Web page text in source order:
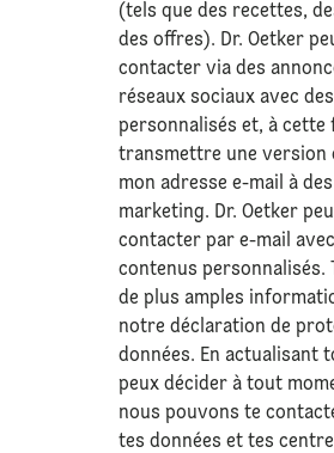
(tels que des recettes,
des offres). Dr. Oetker
contacter via des
réseaux sociaux avec
personnalisés et, à cette
transmettre une version
mon adresse e-mail à
marketing. Dr. Oetker
contacter par e-mail
contenus personnalisés.
de plus amples
notre déclaration de
données. En actualisant
peux décider à tout
nous pouvons te
tes données et tes